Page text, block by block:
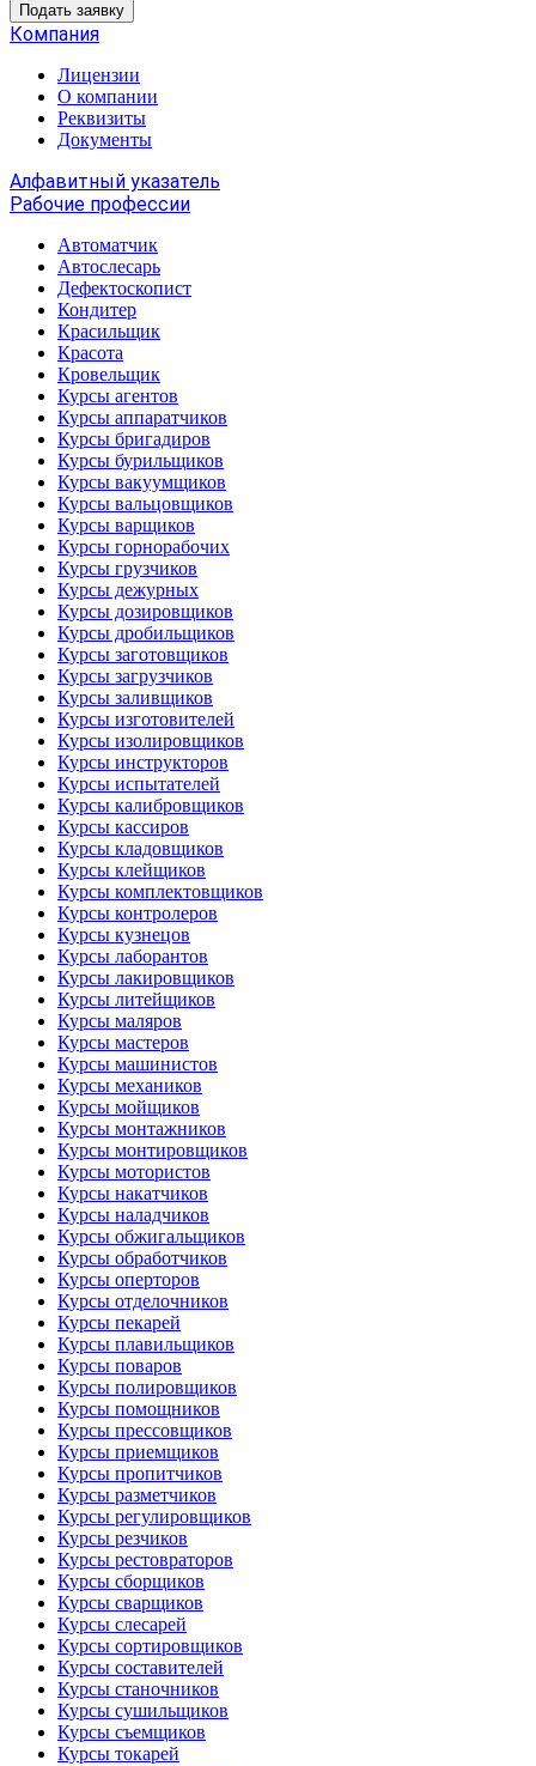
Подать заявку
Компания
Лицензии
О компании
Реквизиты
Документы
Алфавитный указатель
Рабочие профессии
Автоматчик
Автослесарь
Дефектоскопист
Кондитер
Красильщик
Красота
Кровельщик
Курсы агентов
Курсы аппаратчиков
Курсы бригадиров
Курсы бурильщиков
Курсы вакуумщиков
Курсы вальцовщиков
Курсы варщиков
Курсы горнорабочих
Курсы грузчиков
Курсы дежурных
Курсы дозировщиков
Курсы дробильщиков
Курсы заготовщиков
Курсы загрузчиков
Курсы заливщиков
Курсы изготовителей
Курсы изолировщиков
Курсы инструкторов
Курсы испытателей
Курсы калибровщиков
Курсы кассиров
Курсы кладовщиков
Курсы клейщиков
Курсы комплектовщиков
Курсы контролеров
Курсы кузнецов
Курсы лаборантов
Курсы лакировщиков
Курсы литейщиков
Курсы маляров
Курсы мастеров
Курсы машинистов
Курсы механиков
Курсы мойщиков
Курсы монтажников
Курсы монтировщиков
Курсы мотористов
Курсы накатчиков
Курсы наладчиков
Курсы обжигальщиков
Курсы обработчиков
Курсы оперторов
Курсы отделочников
Курсы пекарей
Курсы плавильщиков
Курсы поваров
Курсы полировщиков
Курсы помощников
Курсы прессовщиков
Курсы приемщиков
Курсы пропитчиков
Курсы разметчиков
Курсы регулировщиков
Курсы резчиков
Курсы рестовраторов
Курсы сборщиков
Курсы сварщиков
Курсы слесарей
Курсы сортировщиков
Курсы составителей
Курсы станочников
Курсы сушильщиков
Курсы съемщиков
Курсы токарей